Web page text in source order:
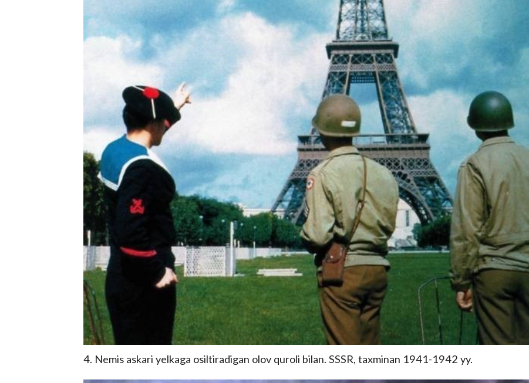
4. Nemis askari yelkaga osiltiradigan olov quroli bilan. SSSR, taxminan 1941-1942 yy.